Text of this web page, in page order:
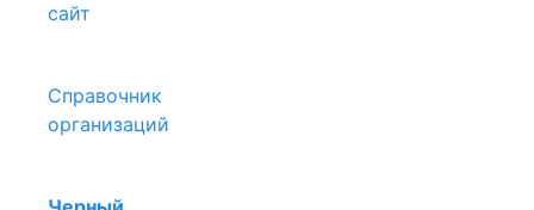
сайт
Справочник
организаций